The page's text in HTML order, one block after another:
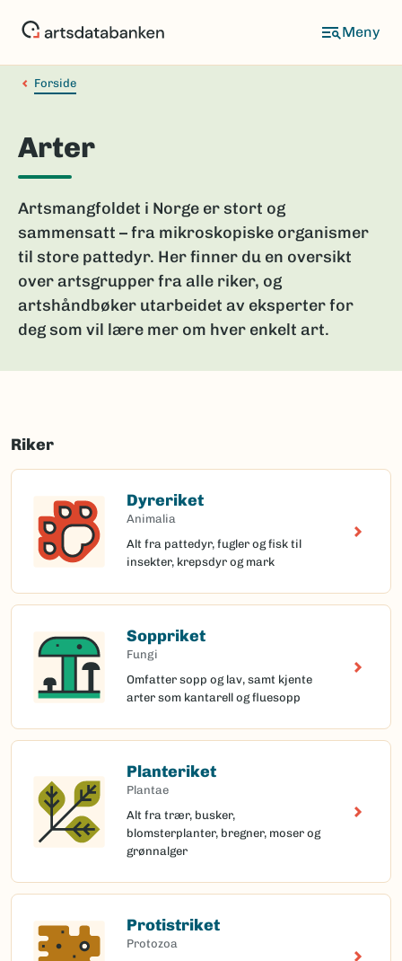
Forside
Arter
Artsmangfoldet i Norge er stort og
sammensatt – fra mikroskopiske organismer
til store pattedyr. Her finner du en oversikt
over artsgrupper fra alle riker, og
artshåndbøker utarbeidet av eksperter for
deg som vil lære mer om hver enkelt art.
Riker
Dyreriket
Animalia
Alt fra pattedyr, fugler og fisk til
insekter, krepsdyr og mark
Soppriket
Fungi
Omfatter sopp og lav, samt kjente
arter som kantarell og fluesopp
Planteriket
Plantae
Alt fra trær, busker,
blomsterplanter, bregner, moser og
grønnalger
Protistriket
Protozoa